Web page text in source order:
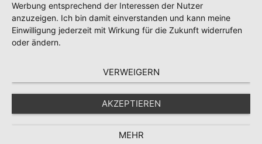
Werbung entsprechend der Interessen der Nutzer
anzuzeigen. Ich bin damit einverstanden und kann meine
Einwilligung jederzeit mit Wirkung für die Zukunft widerrufen
oder ändern.
VERWEIGERN
AKZEPTIEREN
MEHR